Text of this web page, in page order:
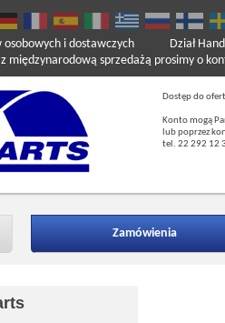
osobowych i dostawczych
sprzedażą prosimy o
Dział
Dostęp do
Konto mogą
lub poprzez
tel. 22 292 12
Zamówienia